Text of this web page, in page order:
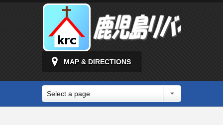
MAP & DIRECTIONS
Select a page